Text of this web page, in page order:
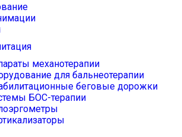
механотерапии
для бальнеотерапии
беговые дорожки
БОС-терапии